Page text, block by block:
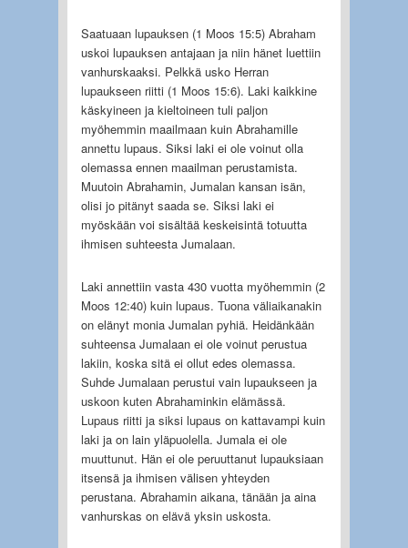
Saatuaan lupauksen (1 Moos 15:5) Abraham
uskoi lupauksen antajaan ja niin hänet luettiin
vanhurskaaksi. Pelkkä usko Herran
lupaukseen riitti (1 Moos 15:6). Laki kaikkine
käskyineen ja kieltoineen tuli paljon
myöhemmin maailmaan kuin Abrahamille
annettu lupaus. Siksi laki ei ole voinut olla
olemassa ennen maailman perustamista.
Muutoin Abrahamin, Jumalan kansan isän,
olisi jo pitänyt saada se. Siksi laki ei
myöskään voi sisältää keskeisintä totuutta
ihmisen suhteesta Jumalaan.
Laki annettiin vasta 430 vuotta myöhemmin (2
Moos 12:40) kuin lupaus. Tuona väliaikanakin
on elänyt monia Jumalan pyhiä. Heidänkään
suhteensa Jumalaan ei ole voinut perustua
lakiin, koska sitä ei ollut edes olemassa.
Suhde Jumalaan perustui vain lupaukseen ja
uskoon kuten Abrahaminkin elämässä.
Lupaus riitti ja siksi lupaus on kattavampi kuin
laki ja on lain yläpuolella. Jumala ei ole
muuttunut. Hän ei ole peruuttanut lupauksiaan
itsensä ja ihmisen välisen yhteyden
perustana. Abrahamin aikana, tänään ja aina
vanhurskas on elävä yksin uskosta.